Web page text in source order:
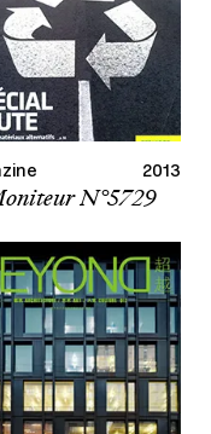
2013
N°5729